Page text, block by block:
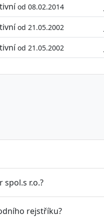
od 08.02.2014
od 21.05.2002
od 21.05.2002
spol.s r.o.?
rejstříku?